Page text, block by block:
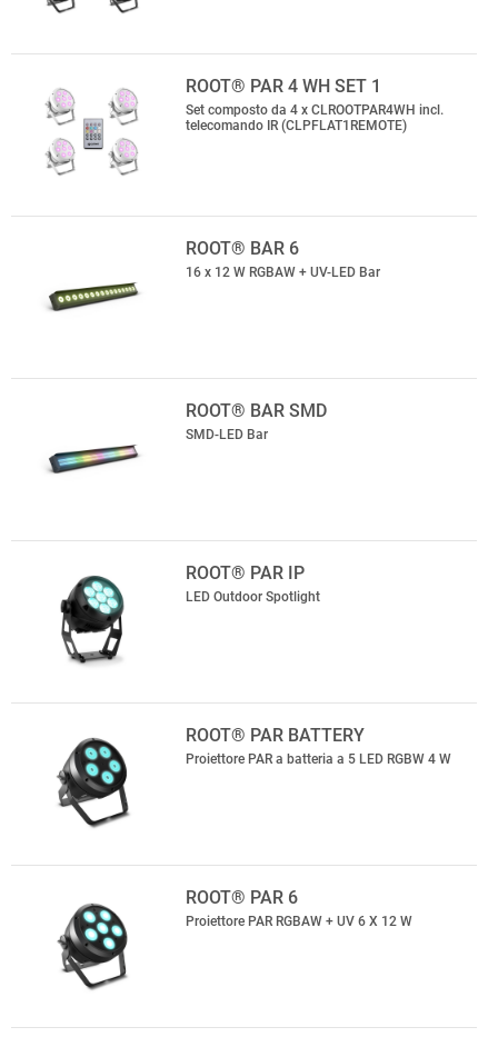
ROOT® PAR 4 WH SET 1
Set composto da 4 x CLROOTPAR4WH incl.
telecomando IR (CLPFLAT1REMOTE)
ROOT® BAR 6
16 x 12 W RGBAW + UV-LED Bar
ROOT® BAR SMD
SMD-LED Bar
ROOT® PAR IP
LED Outdoor Spotlight
ROOT® PAR BATTERY
Proiettore PAR a batteria a 5 LED RGBW 4 W
ROOT® PAR 6
Proiettore PAR RGBAW + UV 6 X 12 W